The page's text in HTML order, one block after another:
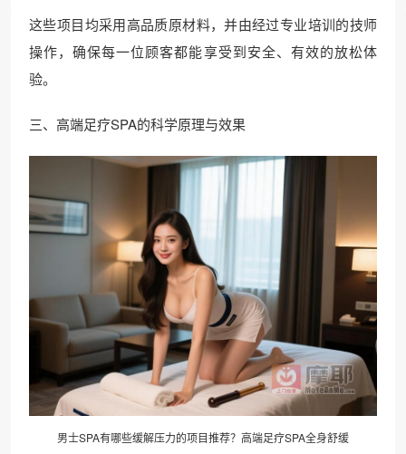
这些项目均采用高品质原材料，并由经过专业培训的技师
操作，确保每一位顾客都能享受到安全、有效的放松体
验。
三、高端足疗SPA的科学原理与效果
男士SPA有哪些缓解压力的项目推荐？高端足疗SPA全身舒缓